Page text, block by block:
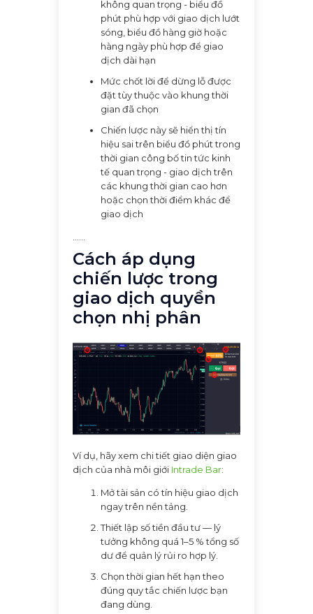
không quan trọng - biểu đồ
phút phù hợp với giao dịch lướt
sóng, biểu đồ hàng giờ hoặc
hàng ngày phù hợp để giao
dịch dài hạn
Mức chốt lời để dừng lỗ được
đặt tùy thuộc vào khung thời
gian đã chọn
Chiến lược này sẽ hiển thị tín
hiệu sai trên biểu đồ phút trong
thời gian công bố tin tức kinh
tế quan trọng - giao dịch trên
các khung thời gian cao hơn
hoặc chọn thời điểm khác để
giao dịch
Cách áp dụng
chiến lược trong
giao dịch quyền
chọn nhị phân
Ví dụ, hãy xem chi tiết giao diện giao
dịch của nhà môi giới Intrade Bar:
Mở tài sản có tín hiệu giao dịch
ngay trên nền tảng.
Thiết lập số tiền đầu tư — lý
tưởng không quá 1–5 % tổng số
dư để quản lý rủi ro hợp lý.
Chọn thời gian hết hạn theo
đúng quy tắc chiến lược bạn
đang dùng.